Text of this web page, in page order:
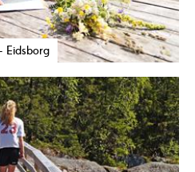
Eidsborg